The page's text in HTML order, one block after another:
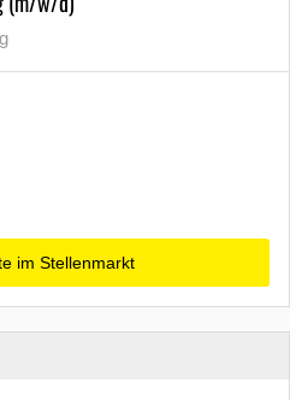
im Stellenmarkt